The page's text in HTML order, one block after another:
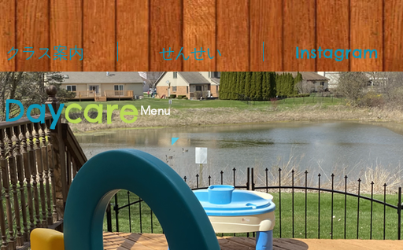
クラス案内 せんせい Instagram
DaycareMenu